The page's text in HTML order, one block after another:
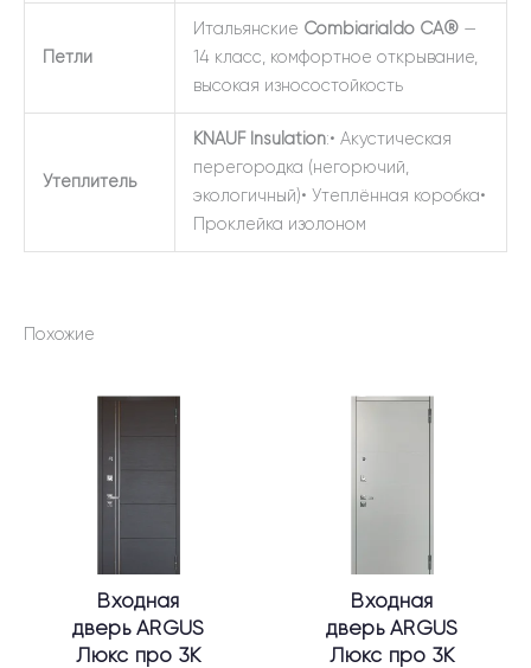
Петли
Итальянские Combiarialdo СА®—
14 класс, комфортное открывание,
высокая износостойкость
Утеплитель
KNAUF Insulation:• Акустическая
перегородка (негорючий,
экологичный)• Утеплённая коробка•
Проклейка изолоном
Похожие
Входная
дверь ARGUS
Люкс про 3К
товар
выбрать
на
странице
товара.
Входная
дверь ARGUS
Люкс про 3К
товар
выбрать
на
странице
товара.